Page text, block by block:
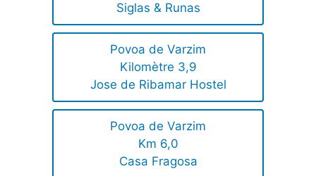
Siglas & Runas
Povoa de Varzim
Kilomètre 3,9
Jose de Ribamar Hostel
Povoa de Varzim
Km 6,0
Casa Fragosa